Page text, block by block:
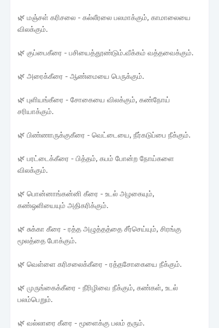
🌿 மஞ்சள் கரிசலை - கல்லீரலை பலமாக்கும், காமாலையை
விலக்கும்.
🌿 குப்பைகீரை - பசியைத்தூண்டும்.வீக்கம் வத்தவைக்கும்.
🌿 அரைக்கீரை - ஆண்மையை பெருக்கும்.
🌿 புளியங்கீரை - சோகையை விலக்கும், கண்நோய்
சரியாக்கும்.
🌿 பிண்ணாருக்குகீரை - வெட்டையை, நீர்கடுப்பை நீக்கும்.
🌿 பரட்டைக்கீரை - பித்தம், கபம் போன்ற நோய்களை
விலக்கும்.
🌿 பொன்னாங்கன்னி கீரை - உடல் அழகையும்,
கண்ஒளியையும் அதிகரிக்கும்.
🌿 சுக்கா கீரை - ரத்த அழுத்தத்தை சீர்செய்யும், சிரங்கு
மூலத்தை போக்கும்.
🌿 வெள்ளை கரிசலைக்கீரை - ரத்தசோகையை நீக்கும்.
🌿 முருங்கைக்கீரை - நீரிழிவை நீக்கும், கண்கள், உடல்
பலம்பெறும்.
🌿 வல்லாரை கீரை - மூளைக்கு பலம் தரும்.